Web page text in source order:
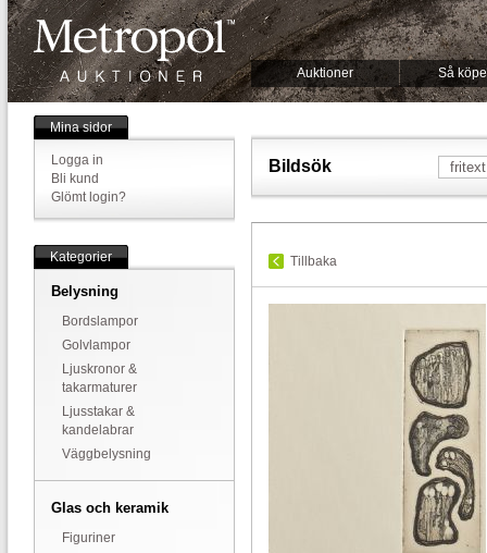
Auktioner Så
Mina sidor
Logga in
Bli kund
Glömt login?
Kategorier
Belysning
Bordslampor
Golvlampor
Ljuskronor &
takarmaturer
Ljusstakar &
kandelabrar
Väggbelysning
Glas och keramik
Figuriner
Bildsök
Tillbaka